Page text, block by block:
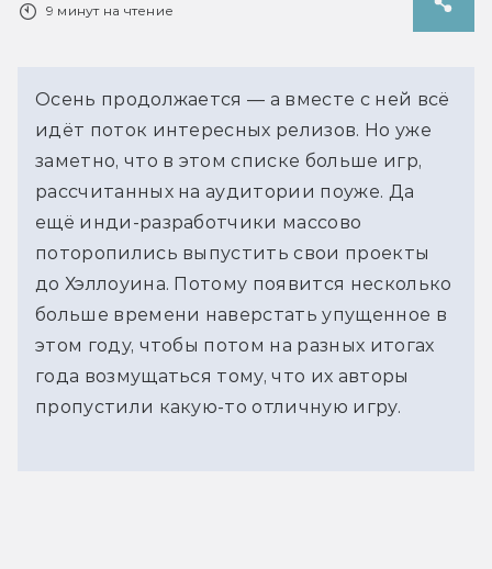
9 минут на чтение
Осень продолжается — а вместе с ней всё
идёт поток интересных релизов. Но уже
заметно, что в этом списке больше игр,
рассчитанных на аудитории поуже. Да
ещё инди-разработчики массово
поторопились выпустить свои проекты
до Хэллоуина. Потому появится несколько
больше времени наверстать упущенное в
этом году, чтобы потом на разных итогах
года возмущаться тому, что их авторы
пропустили какую-то отличную игру.